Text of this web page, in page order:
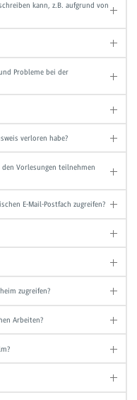
kann, z.B. aufgrund von
Probleme bei der
verloren habe?
Vorlesungen teilnehmen
E-Mail-Postfach zugreifen?
zugreifen?
Arbeiten?